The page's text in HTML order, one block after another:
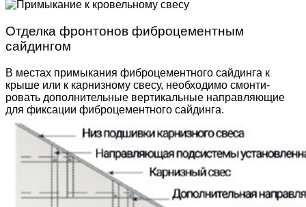
Отделка фронтонов фиброцементным
сайдингом
В местах примыкания фиброцементного сайдинга к
крыше или к карнизному свесу, необходимо смонти­
ровать дополнительные вертикальные направляю­щие
для фиксации фиброцементного сайдинга.